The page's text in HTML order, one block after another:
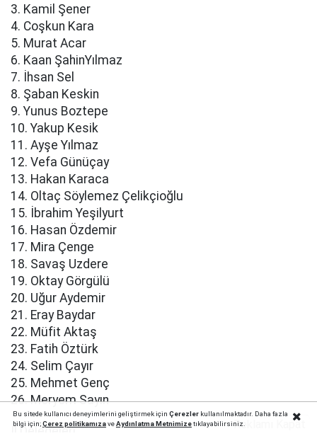
3. Kamil Şener
4. Coşkun Kara
5. Murat Acar
6. Kaan ŞahinYılmaz
7. İhsan Sel
8. Şaban Keskin
9. Yunus Boztepe
10. Yakup Kesik
11. Ayşe Yılmaz
12. Vefa Günüçay
13. Hakan Karaca
14. Oltaç Söylemez Çelikçioğlu
15. İbrahim Yeşilyurt
16. Hasan Özdemir
17. Mira Çenge
18. Savaş Uzdere
19. Oktay Görgülü
20. Uğur Aydemir
21. Eray Baydar
22. Müfit Aktaş
23. Fatih Öztürk
24. Selim Çayır
25. Mehmet Genç
26. Meryem Sayın
İl Delegeleri
Bu sitede kullanıcı deneyimlerini geliştirmek için Çerezlerkullanılmaktadır. Daha fazla
bilgi için;Çerez politikamızaveAydınlatma Metnimizetıklayabilirsiniz.Reklamı Kapat